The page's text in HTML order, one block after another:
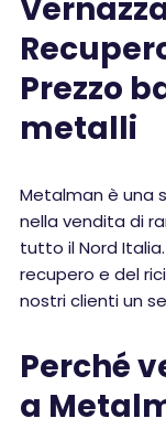
Prezzo
metalli
Metalman è una
nella vendita di
tutto il Nord
recupero e del
nostri clienti un
Perché
a